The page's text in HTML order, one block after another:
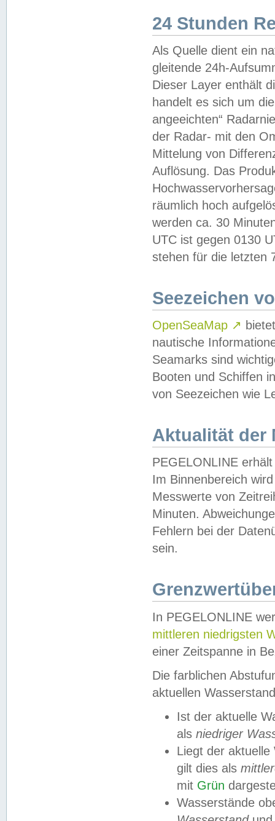
24 Stunden
Als Quelle dient ein
gleitende 24h-
Dieser Layer enthält
handelt es sich um
angeeichten“
der Radar- mit den
Mittelung von
Auflösung. Das
räumlich hoch
werden ca. 30
UTC ist gegen 0130
stehen für die letzten
Seezeichen
OpenSeaMap ↗
nautische
Seamarks sind
Booten und Schiffen
von Seezeichen wie
Aktualität der
PEGELONLINE
Im Binnenbereich
Messwerte von
Minuten.
Fehlern bei der
sein.
In PEGELONLINE
mittleren niedrigsten
einer Zeitspanne in
Die farblichen
aktuellen
Ist der aktuelle
als niedriger
Liegt der
gilt dies als
mit Grün
Wasserstände